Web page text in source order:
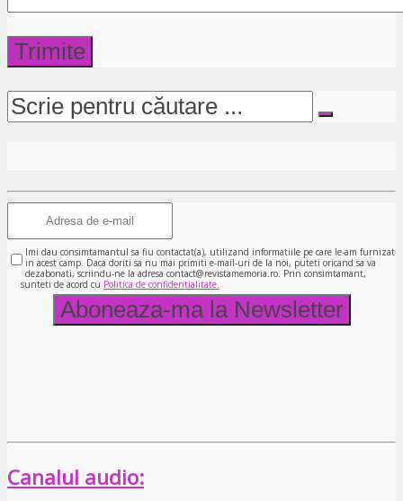
Imi dau consimtamantul sa fiu contactat(a), utilizand informatiile pe care le-am furnizat
in acest camp. Daca doriti sa nu mai primiti e-mail-uri de la noi, puteti oricand sa va
dezabonati, scriindu-ne la adresa contact@revistamemoria.ro. Prin consimtamant,
sunteti de acord cu Politica de confidentialitate.
Canalul audio: